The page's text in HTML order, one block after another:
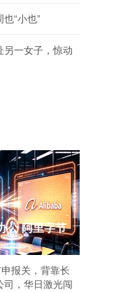
“小也”
另一女子，惊动
公 阿里字节
报关，背靠长
司，华日激光闯